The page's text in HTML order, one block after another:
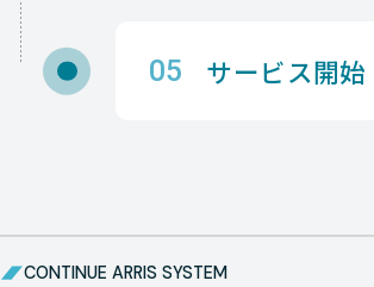
05 サービス開始
CONTINUE ARRIS SYSTEM